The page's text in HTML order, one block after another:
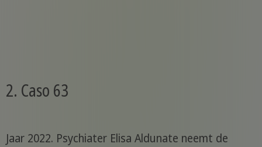
2. Caso 63
Jaar 2022. Psychiater Elisa Aldunate neemt de